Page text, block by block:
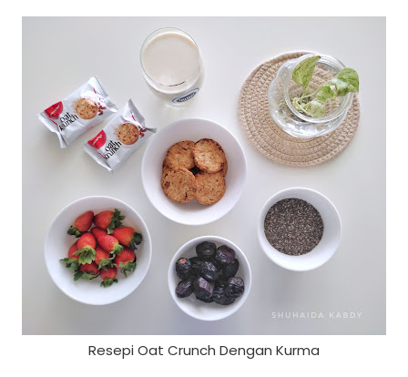
Resepi Oat Crunch Dengan Kurma